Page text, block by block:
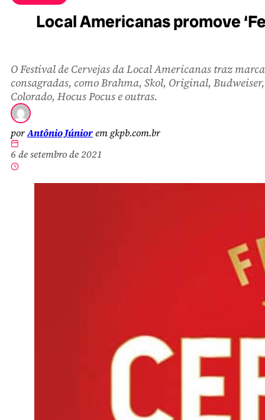
Local Americanas promove
O Festival de Cervejas da Local Americanas traz
consagradas, como Brahma, Skol, Original, Budweiser,
Colorado, Hocus Pocus e outras.
porAntônio Júniorem gkpb.com.br
6 de setembro de 2021